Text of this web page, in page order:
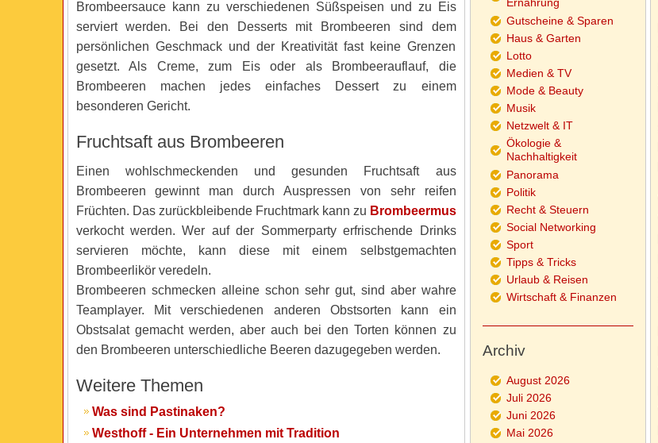
Brombeersauce kann zu verschiedenen Süßspeisen und zu Eis
serviert werden. Bei den Desserts mit Brombeeren sind dem
persönlichen Geschmack und der Kreativität fast keine Grenzen
gesetzt. Als Creme, zum Eis oder als Brombeerauflauf, die
Brombeeren machen jedes einfaches Dessert zu einem
besonderen Gericht.
Fruchtsaft aus Brombeeren
Einen wohlschmeckenden und gesunden Fruchtsaft aus
Brombeeren gewinnt man durch Auspressen von sehr reifen
Früchten. Das zurückbleibende Fruchtmark kann zu Brombeermus
verkocht werden. Wer auf der Sommerparty erfrischende Drinks
servieren möchte, kann diese mit einem selbstgemachten
Brombeerlikör veredeln.
Brombeeren schmecken alleine schon sehr gut, sind aber wahre
Teamplayer. Mit verschiedenen anderen Obstsorten kann ein
Obstsalat gemacht werden, aber auch bei den Torten können zu
den Brombeeren unterschiedliche Beeren dazugegeben werden.
Weitere Themen
Was sind Pastinaken?
Westhoff - Ein Unternehmen mit Tradition
Ernährung
Gutscheine & Sparen
Haus & Garten
Lotto
Medien & TV
Mode & Beauty
Musik
Netzwelt & IT
Ökologie &
Nachhaltigkeit
Panorama
Politik
Recht & Steuern
Social Networking
Sport
Tipps & Tricks
Urlaub & Reisen
Wirtschaft & Finanzen
Archiv
August 2026
Juli 2026
Juni 2026
Mai 2026